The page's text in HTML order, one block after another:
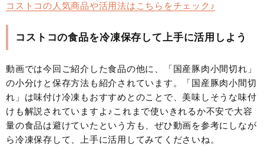
コストコの人気商品や活用法はこちらをチェック♪
コストコの食品を冷凍保存して上手に活用しよう
動画では今回ご紹介した食品の他に、「国産豚肉小間切れ」
の小分けと保存方法も紹介されています。「国産豚肉小間切
れ」は味付け冷凍もおすすめとのことで、美味しそうな味付
けも解説されていますよ♪これまで使いきれるか不安で大容
量の食品は避けていたという方も、ぜひ動画を参考にしなが
ら冷凍保存して、上手に活用してみてくださいね。